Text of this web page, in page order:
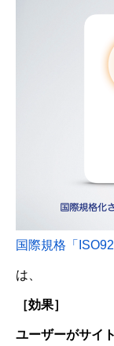
国際規格「
は、
［効果］
ユーザーがサイ